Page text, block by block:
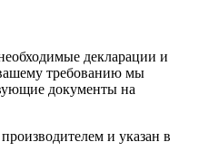
декларации и
требованию мы
документы на
и указан в